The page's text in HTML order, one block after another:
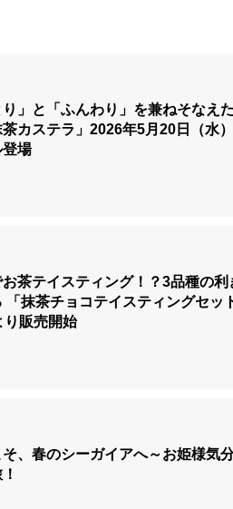
」と「ふんわり」を兼ねそなえ
カステラ」2026年5月20日（水
場
茶テイスティング！？3品種の利
「抹茶チョコテイスティングセッ
り販売開始
、春のシーガイアへ～お姫様気